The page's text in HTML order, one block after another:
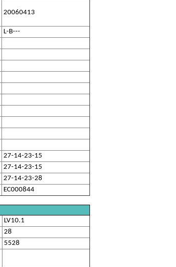
20060413
L-B---
27-14-23-15
27-14-23-15
27-14-23-28
EC000844
LV10.1
28
5528